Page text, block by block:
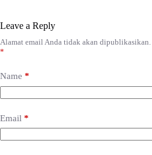
Leave a Reply
Alamat email Anda tidak akan dipublikasikan.
*
Name *
Email *